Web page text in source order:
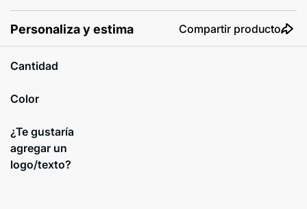
Personaliza y estima Compartir producto
Cantidad
Color
¿Te gustaría
agregar un
logo/texto?